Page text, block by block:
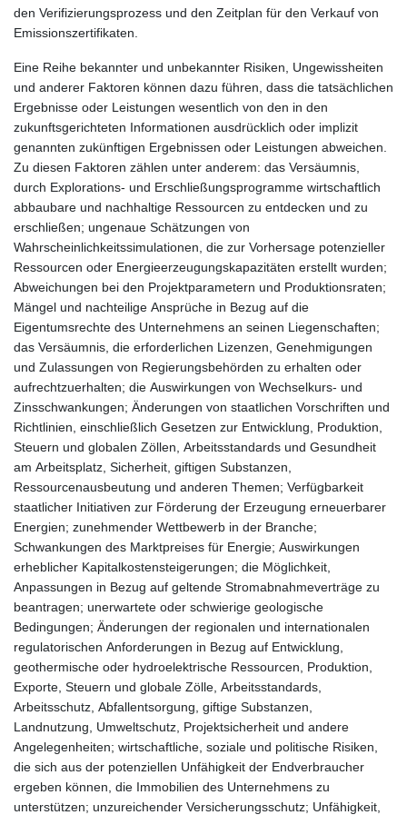
den Verifizierungsprozess und den Zeitplan für den Verkauf von
Emissionszertifikaten.
Eine Reihe bekannter und unbekannter Risiken, Ungewissheiten
und anderer Faktoren können dazu führen, dass die tatsächlichen
Ergebnisse oder Leistungen wesentlich von den in den
zukunftsgerichteten Informationen ausdrücklich oder implizit
genannten zukünftigen Ergebnissen oder Leistungen abweichen.
Zu diesen Faktoren zählen unter anderem: das Versäumnis,
durch Explorations- und Erschließungsprogramme wirtschaftlich
abbaubare und nachhaltige Ressourcen zu entdecken und zu
erschließen; ungenaue Schätzungen von
Wahrscheinlichkeitssimulationen, die zur Vorhersage potenzieller
Ressourcen oder Energieerzeugungskapazitäten erstellt wurden;
Abweichungen bei den Projektparametern und Produktionsraten;
Mängel und nachteilige Ansprüche in Bezug auf die
Eigentumsrechte des Unternehmens an seinen Liegenschaften;
das Versäumnis, die erforderlichen Lizenzen, Genehmigungen
und Zulassungen von Regierungsbehörden zu erhalten oder
aufrechtzuerhalten; die Auswirkungen von Wechselkurs- und
Zinsschwankungen; Änderungen von staatlichen Vorschriften und
Richtlinien, einschließlich Gesetzen zur Entwicklung, Produktion,
Steuern und globalen Zöllen, Arbeitsstandards und Gesundheit
am Arbeitsplatz, Sicherheit, giftigen Substanzen,
Ressourcenausbeutung und anderen Themen; Verfügbarkeit
staatlicher Initiativen zur Förderung der Erzeugung erneuerbarer
Energien; zunehmender Wettbewerb in der Branche;
Schwankungen des Marktpreises für Energie; Auswirkungen
erheblicher Kapitalkostensteigerungen; die Möglichkeit,
Anpassungen in Bezug auf geltende Stromabnahmeverträge zu
beantragen; unerwartete oder schwierige geologische
Bedingungen; Änderungen der regionalen und internationalen
regulatorischen Anforderungen in Bezug auf Entwicklung,
geothermische oder hydroelektrische Ressourcen, Produktion,
Exporte, Steuern und globale Zölle, Arbeitsstandards,
Arbeitsschutz, Abfallentsorgung, giftige Substanzen,
Landnutzung, Umweltschutz, Projektsicherheit und andere
Angelegenheiten; wirtschaftliche, soziale und politische Risiken,
die sich aus der potenziellen Unfähigkeit der Endverbraucher
ergeben können, die Immobilien des Unternehmens zu
unterstützen; unzureichender Versicherungsschutz; Unfähigkeit,